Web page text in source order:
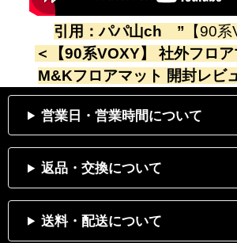
引用：パパ山ch ” 【90系
＜
【90系VOXY】 社外フロ
M&Kフロアマット 開封レビ
営業日・営業時間について
返品・交換について
送料・配送について